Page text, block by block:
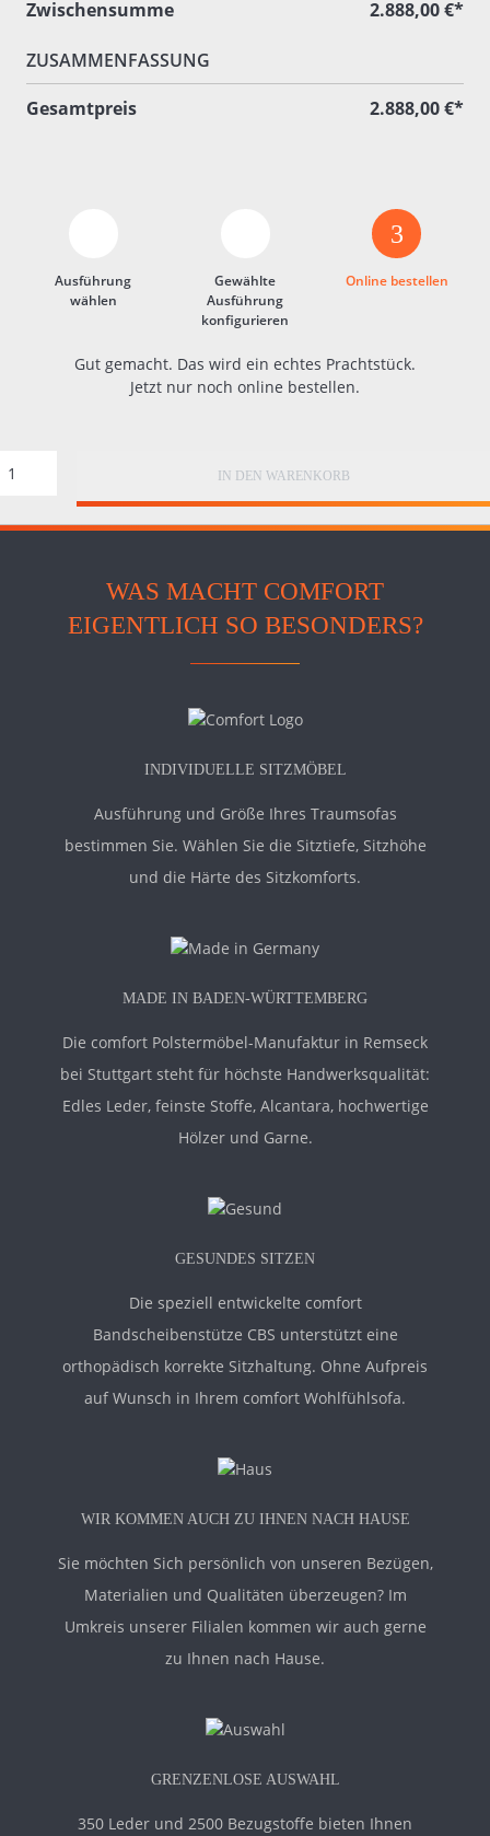
Zwischensumme 2.888,00 €*
ZUSAMMENFASSUNG
Gesamtpreis
2.888,00 €*
Ausführung
wählen
Gewählte
Ausführung
konfigurieren
3
Online bestellen
Gut gemacht. Das wird ein echtes Prachtstück.
Jetzt nur noch online bestellen.
IN DEN WARENKORB
WAS MACHT COMFORT
EIGENTLICH SO BESONDERS?
INDIVIDUELLE SITZMÖBEL
Ausführung und Größe Ihres Traumsofas
bestimmen Sie. Wählen Sie die Sitztiefe, Sitzhöhe
und die Härte des Sitzkomforts.
MADE IN BADEN-WÜRTTEMBERG
Die comfort Polstermöbel-Manufaktur in Remseck
bei Stuttgart steht für höchste Handwerksqualität:
Edles Leder, feinste Stoffe, Alcantara, hochwertige
Hölzer und Garne.
GESUNDES SITZEN
Die speziell entwickelte comfort
Bandscheibenstütze CBS unterstützt eine
orthopädisch korrekte Sitzhaltung. Ohne Aufpreis
auf Wunsch in Ihrem comfort Wohlfühlsofa.
WIR KOMMEN AUCH ZU IHNEN NACH HAUSE
Sie möchten Sich persönlich von unseren Bezügen,
Materialien und Qualitäten überzeugen? Im
Umkreis unserer Filialen kommen wir auch gerne
zu Ihnen nach Hause.
GRENZENLOSE AUSWAHL
350 Leder und 2500 Bezugstoffe bieten Ihnen